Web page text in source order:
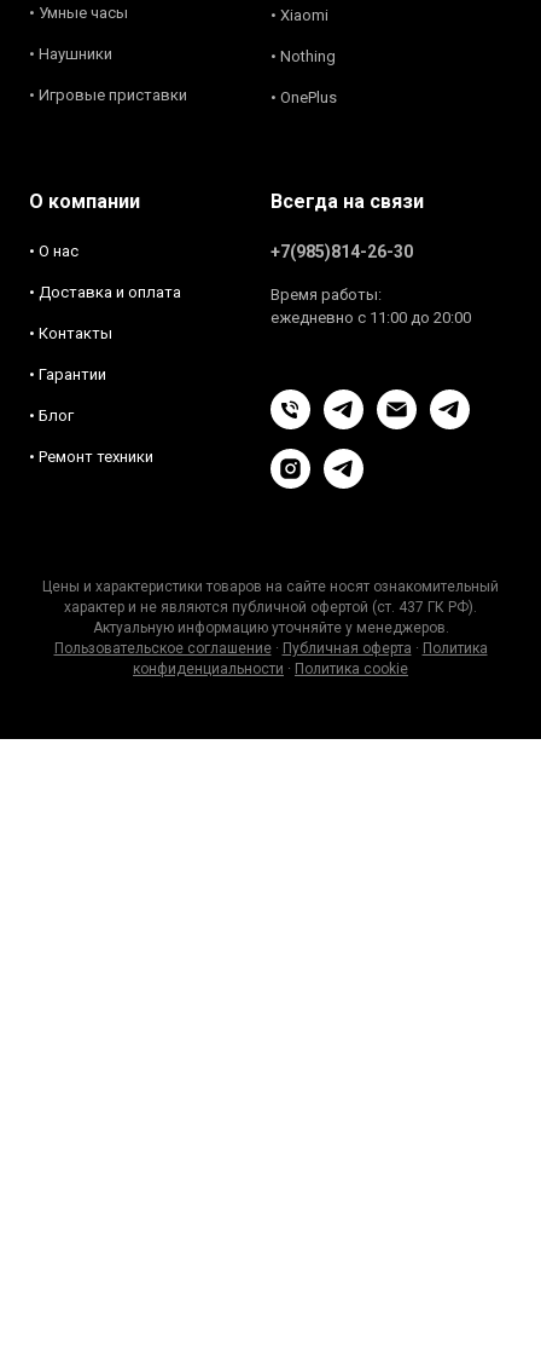
• Умные часы
• Наушники
• Игровые приставки
• Xiaomi
• Nothing
• OnePlus
О компании
• О нас
• Доставка и оплата
• Контакты
• Гарантии
• Блог
• Ремонт техники
Всегда на связи
+7(985)814-26-30
Время работы:
ежедневно с 11:00 до 20:00
Цены и характеристики товаров на сайте носят ознакомительный
характер и не являются публичной офертой (ст. 437 ГК РФ).
Актуальную информацию уточняйте у менеджеров.
Пользовательское соглашение· Публичная оферта · Политика
конфиденциальности · Политика cookie